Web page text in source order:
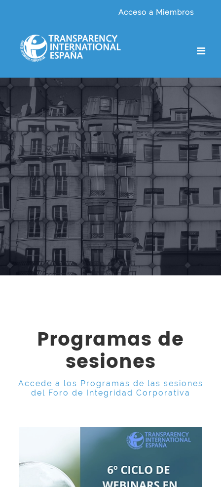
Acceso a Miembros
Programas de
sesiones
Accede a los Programas de las sesiones
del Foro de Integridad Corporativa